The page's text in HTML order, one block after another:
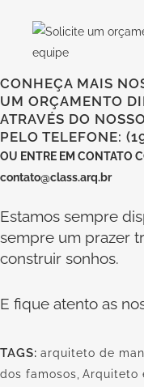
CONHEÇA MAIS
UM ORÇAMENTO
ATRAVÉS DO
PELO TELEFONE:
OU ENTRE EM CONTATO
contato@class.arq.br
Estamos sempre
sempre um prazer
construir sonhos.
E fique atento as
TAGS: arquiteto de
dos famosos Arquiteto